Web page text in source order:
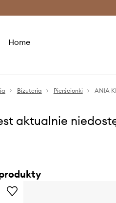
Home
Biżuteria Pierścionki ANIA
aktualnie